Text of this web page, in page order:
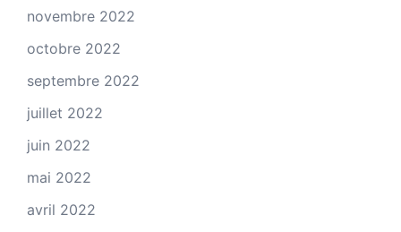
novembre 2022
octobre 2022
septembre 2022
juillet 2022
juin 2022
mai 2022
avril 2022